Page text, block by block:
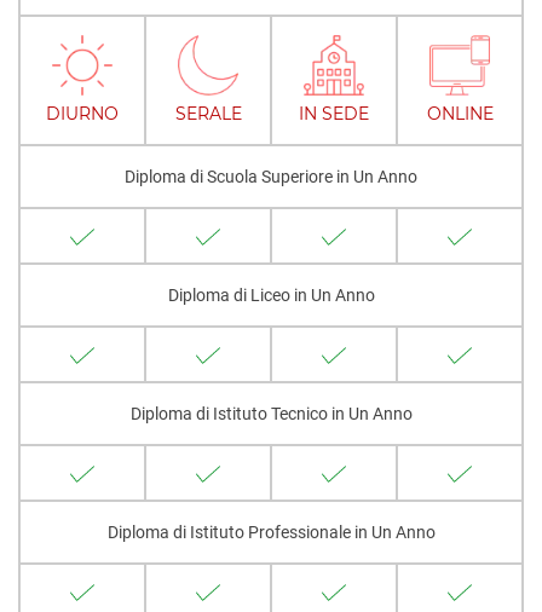
DIURNO SERALE IN SEDE ONLINE
Diploma di Scuola Superiore in Un Anno
Diploma di Liceo in Un Anno
Diploma di Istituto Tecnico in Un Anno
Diploma di Istituto Professionale in Un Anno